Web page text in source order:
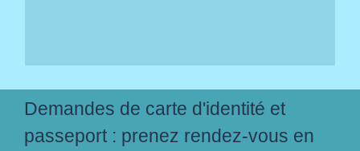
Demandes de carte d'identité et
passeport : prenez rendez-vous en